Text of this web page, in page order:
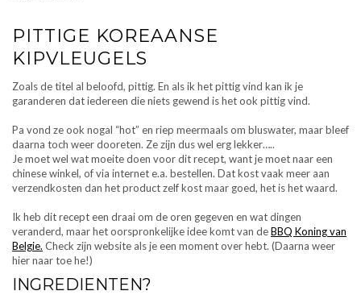
PITTIGE KOREAANSE
KIPVLEUGELS
Zoals de titel al beloofd, pittig. En als ik het pittig vind kan ik je
garanderen dat iedereen die niets gewend is het ook pittig vind.
Pa vond ze ook nogal “hot” en riep meermaals om bluswater, maar bleef
daarna toch weer dooreten. Ze zijn dus wel erg lekker…..
Je moet wel wat moeite doen voor dit recept, want je moet naar een
chinese winkel, of via internet e.a. bestellen. Dat kost vaak meer aan
verzendkosten dan het product zelf kost maar goed, het is het waard.
Ik heb dit recept een draai om de oren gegeven en wat dingen
veranderd, maar het oorspronkelijke idee komt van deBBQ Koning van
Belgie. Check zijn website als je een moment over hebt. (Daarna weer
hier naar toe he!)
INGREDIENTEN?